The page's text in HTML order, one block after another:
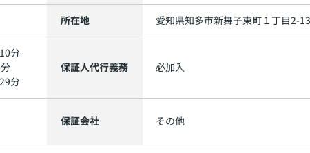
所在地 愛知県知多市新舞子東町１丁目2-13
分
分
保証人代行義務 必加入
保証会社 その他